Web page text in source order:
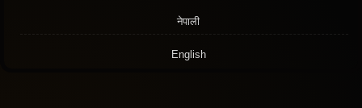
नेपाली
English